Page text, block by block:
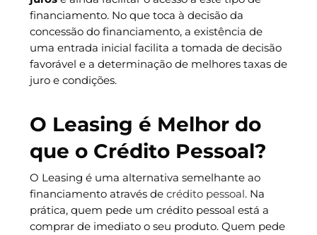
financiamento. No que toca à decisão da
concessão do financiamento, a existência de
uma entrada inicial facilita a tomada de decisão
favorável e a determinação de melhores taxas de
juro e condições.
O Leasing é Melhor do
que o Crédito Pessoal?
O Leasing é uma alternativa semelhante ao
financiamento através de crédito pessoal. Na
prática, quem pede um crédito pessoal está a
comprar de imediato o seu produto. Quem pede